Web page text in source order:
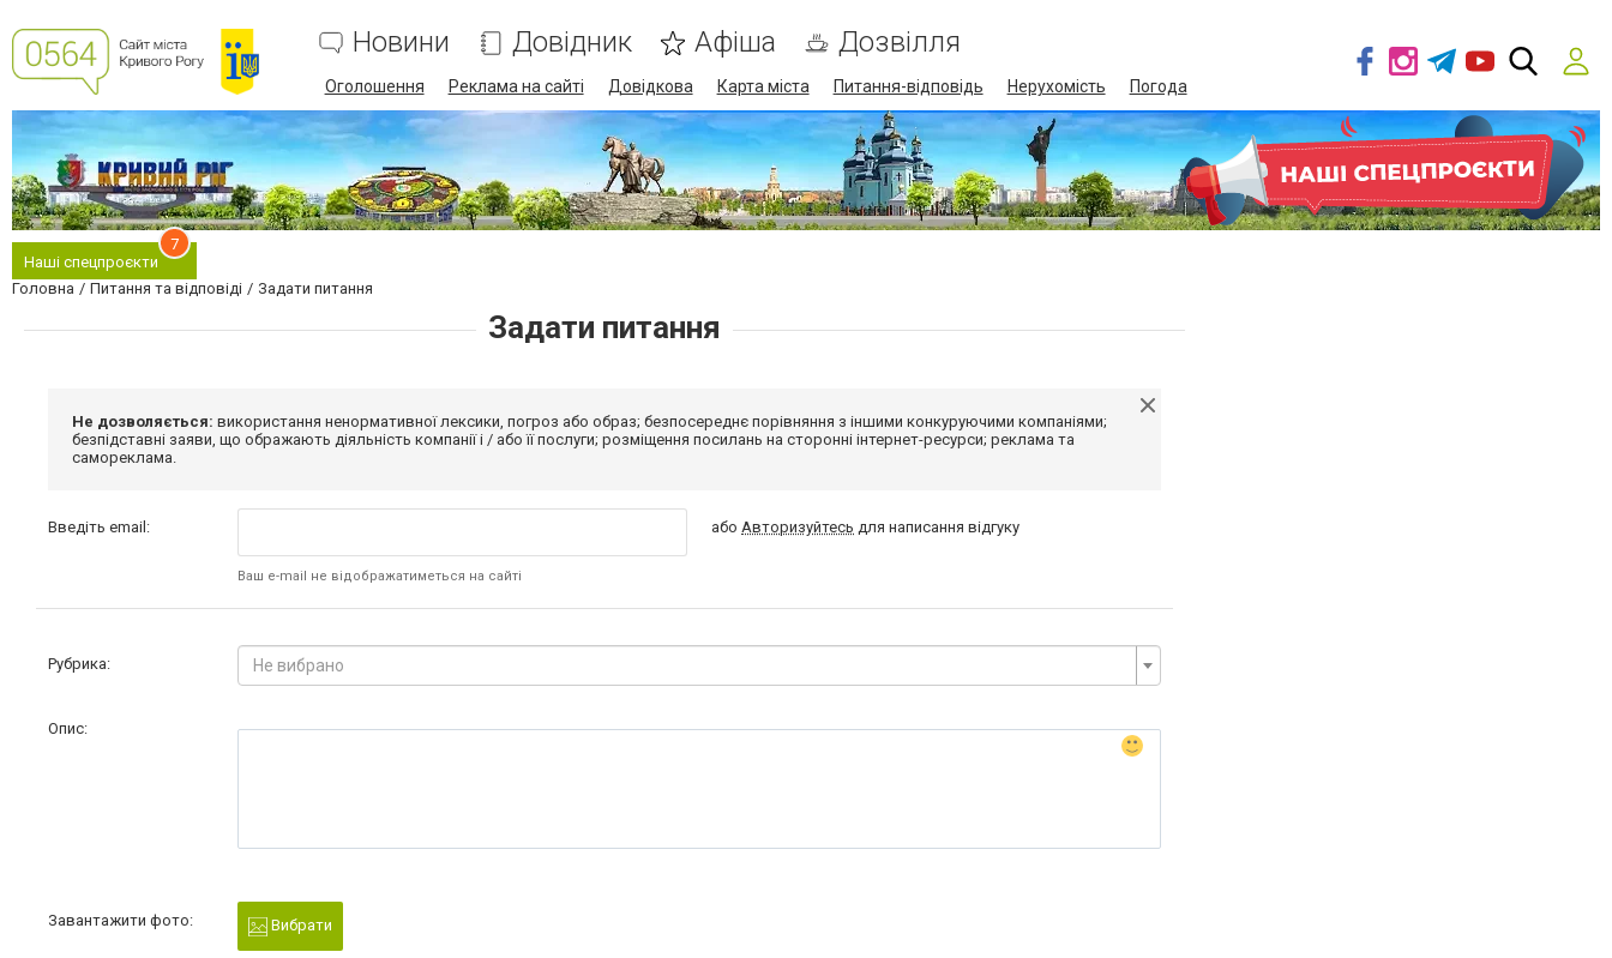
Новини Довідник Афіша Дозвілля
Оголошення Реклама на сайті Довідкова Карта міста Питання-відповідь Нерухомість Погода
Наші спецпроєкти
7
Головна Питання та відповіді Задати питання
Задати питання
Не дозволяється: використання ненормативної лексики, погроз або образ; безпосереднє порівняння з іншими конкуруючими компаніями;
безпідставні заяви, що ображають діяльність компанії і / або її послуги; розміщення посилань на сторонні інтернет-ресурси; реклама та
самореклама.
Введіть email:
Ваш e-mail не відображатиметься на сайті
або Авторизуйтесь для написання відгуку
Рубрика: Не вибрано
Опис:
Завантажити фото: Вибрати